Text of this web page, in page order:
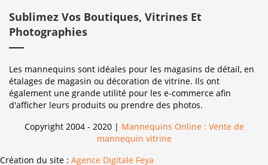
Sublimez Vos Boutiques, Vitrines Et
Photographies
Les mannequins sont idéales pour les magasins de détail, en
étalages de magasin ou décoration de vitrine. Ils ont
également une grande utilité pour les e-commerce afin
d'afficher leurs produits ou prendre des photos.
Copyright 2004 - 2020 | Mannequins Online : Vente de
mannequin vitrine
Création du site : Agence Digitale Feya